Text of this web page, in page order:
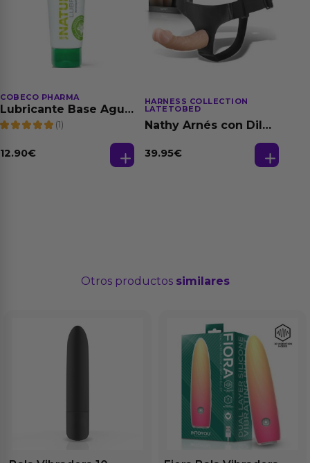
COBECO PHARMA
Lubricante Base Agua
100% Natural 125 ml
(1)
12.90€
HARNESS COLLECTION
LATETOBED
Nathy Arnés con Dildo
39.95€
Otros productos similares